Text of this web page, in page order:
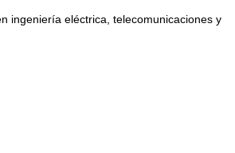
ingeniería eléctrica, telecomunicaciones y